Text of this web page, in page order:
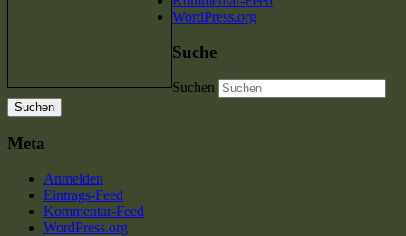
WordPress.org
Suche
Suchen
Meta
Anmelden
Eintrags-Feed
Kommentar-Feed
WordPress.org